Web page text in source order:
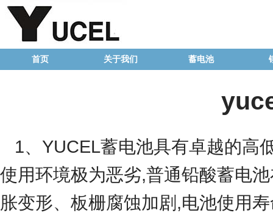
首页 关于我们 蓄电池
1、 YUCEL蓄电池具有卓越的高
使用环境极为恶劣,普通铅酸蓄电
胀变形、板栅腐蚀加剧,电池使用